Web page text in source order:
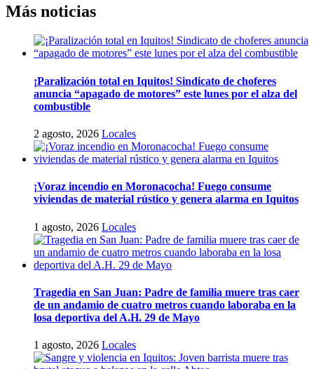
Más noticias
¡Paralización total en Iquitos! Sindicato de choferes
anuncia “apagado de motores” este lunes por el alza del
combustible
2 agosto, 2026 Locales
¡Voraz incendio en Moronacocha! Fuego consume
viviendas de material rústico y genera alarma en Iquitos
1 agosto, 2026 Locales
Tragedia en San Juan: Padre de familia muere tras caer
de un andamio de cuatro metros cuando laboraba en la
losa deportiva del A.H. 29 de Mayo
1 agosto, 2026 Locales